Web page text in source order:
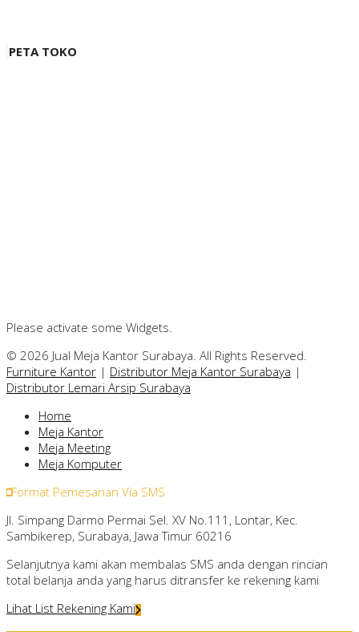
PETA TOKO
Please activate some Widgets.
© 2026 Jual Meja Kantor Surabaya. All Rights Reserved.
Furniture Kantor | Distributor Meja Kantor Surabaya |
Distributor Lemari Arsip Surabaya
Home
Meja Kantor
Meja Meeting
Meja Komputer
Format Pemesanan Via SMS
Jl. Simpang Darmo Permai Sel. XV No.111, Lontar, Kec.
Sambikerep, Surabaya, Jawa Timur 60216
Selanjutnya kami akan membalas SMS anda dengan rincian
total belanja anda yang harus ditransfer ke rekening kami
Lihat List Rekening Kami